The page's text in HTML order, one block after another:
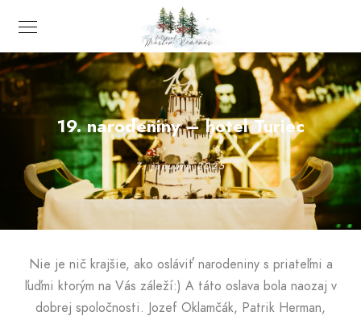
19. narodeniny – hotel Turiec
7. januára 2025
Nie je nič krajšie, ako osláviť narodeniny s priateľmi a
ľuďmi ktorým na Vás záleží:) A táto oslava bola naozaj v
dobrej spoločnosti. Jozef Oklamčák, Patrik Herman,